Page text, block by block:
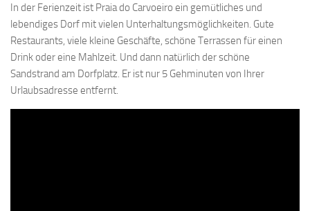
In der Ferienzeit ist Praia do Carvoeiro ein gemütliches und
lebendiges Dorf mit vielen Unterhaltungsmöglichkeiten. Gute
Restaurants, viele kleine Geschäfte, schöne Terrassen für einen
Drink oder eine Mahlzeit. Und dann natürlich der schöne
Sandstrand am Dorfplatz. Er ist nur 5 Gehminuten von Ihrer
Urlaubsadresse entfernt.